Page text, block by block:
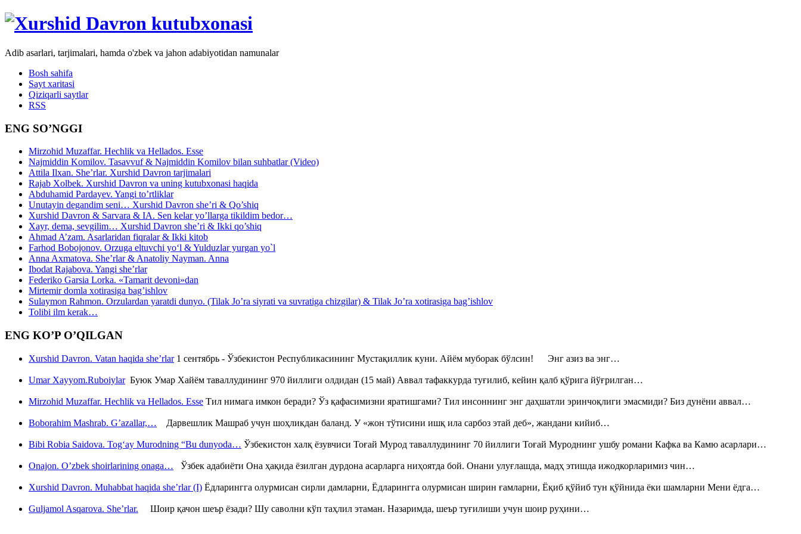
Adib asarlari, tarjimalari, hamda o'zbek va jahon adabiyotidan namunalar
Bosh sahifa
Sayt xaritasi
Qiziqarli saytlar
RSS
ENG SO’NGGI
Mirzohid Muzaffar. Hechlik va Hellados. Esse
Najmiddin Komilov. Tasavvuf & Najmiddin Komilov bilan suhbatlar (Video)
Attila Ilxan. She’rlar. Xurshid Davron tarjimalari
Rajab Xolbek. Xurshid Davron va uning kutubxonasi haqida
Abduhamid Pardayev. Yangi to’rtliklar
Unutayin degandim seni… Xurshid Davron she’ri & Qo’shiq
Xurshid Davron & Sarvara & IA. Sen kelar yo’llarga tikildim bedor…
Xayr, dema, sevgilim… Xurshid Davron she’ri & Ikki qo’shiq
Ahmad A’zam. Asarlaridan fiqralar & Ikki kitob
Farhod Bobojonov. Orzuga eltuvchi yo‘l & Yulduzlar yurgan yo`l
Anna Axmatova. She’rlar & Anatoliy Nayman. Anna
Ibodat Rajabova. Yangi she’rlar
Federiko Garsia Lorka. «Tamarit devoni»dan
Mirtemir domla xotirasiga bag’ishlov
Sulaymon Rahmon. Orzulardan yaratdi dunyo. (Tilak Jo’ra siyrati va suvratiga chizgilar) & Tilak Jo’ra xotirasiga bag’ishlov
Tolibi ilm kerak…
ENG KO’P O’QILGAN
Xurshid Davron. Vatan haqida she’rlar1 сентябрь - Ўзбекистон Республикасининг Мустақиллик куни. Айём муборак бўлсин! Энг азиз ва энг…
Umar Xayyom.RuboiylarБуюк Умар Хайём таваллудининг 970 йиллиги олдидан (15 май) Аввал тафаккурда туғилиб, кейин қалб қўрига йўғрилган…
Mirzohid Muzaffar. Hechlik va Hellados. Esse Тил нимага имкон беради? Ўз қафасимизни яратишгами? Тил инсоннинг энг даҳшатли эринчоқлиги эмасмиди? Биз дунёни аввал…
Boborahim Mashrab. G’azallar,… Дарвешлик Машраб учун шоҳликдан баланд. У «жон тўтисини ишқ ила сарбоз этай деб», жандани кийиб…
Bibi Robia Saidova. Tog‘ay Murodning “Bu dunyoda… Ўзбекистон халқ ёзувчиси Тоғай Мурод таваллудининг 70 йиллиги Тоғай Муроднинг ушбу романи Кафка ва Камю асарлари…
Onajon. O’zbek shoirlarining onaga… Ўзбек адабиёти Она ҳақида ёзилган дурдона асарларга ниҳоятда бой. Онани улуғлашда, мадҳ этишда ижодкорларимиз чин…
Xurshid Davron. Muhabbat haqida she’rlar (I) Ёдларингга олурмисан сирли дамларни, Ёдларингга олурмисан ширин ғамларни, Ёқиб қўйиб тун қўйнида ёки шамларни Мени ёдга…
Guljamol Asqarova. She’rlar. Шоир қачон шеър ёзади? Шу саволни кўп таҳлил этаман. Назаримда, шеър туғилиши учун шоир руҳини…